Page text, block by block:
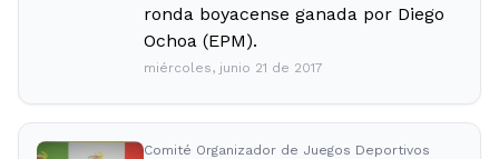
ronda boyacense ganada por Diego
Ochoa (EPM).
miércoles, junio 21 de 2017
Comité Organizador de Juegos Deportivos